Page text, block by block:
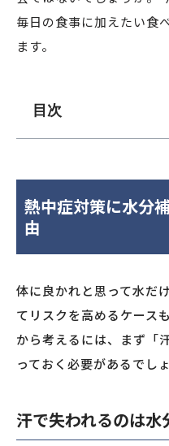
毎日の食事に加えたい食
ます。
目次
熱中症対策に水分
由
体に良かれと思って水だ
てリスクを高めるケース
から考えるには、まず「
っておく必要があるでしょ
汗で失われるのは水